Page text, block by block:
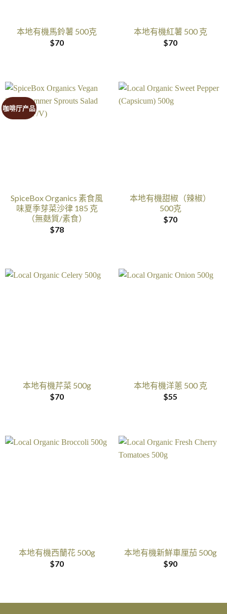
本地有機馬鈴薯 500克
$70
本地有機紅薯 500 克
$70
咖啡厅产品
SpiceBox Organics 素食風
味夏季芽菜沙律 185 克
（無麩質/素食）
$78
本地有機甜椒（辣椒）
500克
$70
本地有機芹菜 500g
$70
本地有機洋蔥 500 克
$55
本地有機西蘭花 500g
$70
本地有機新鮮車厘茄 500g
$90